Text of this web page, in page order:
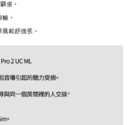
個別帳號之用戶狀況，依本公司即
不足之情形，本公司將視審查結果
之使用額度並採取法律行動。